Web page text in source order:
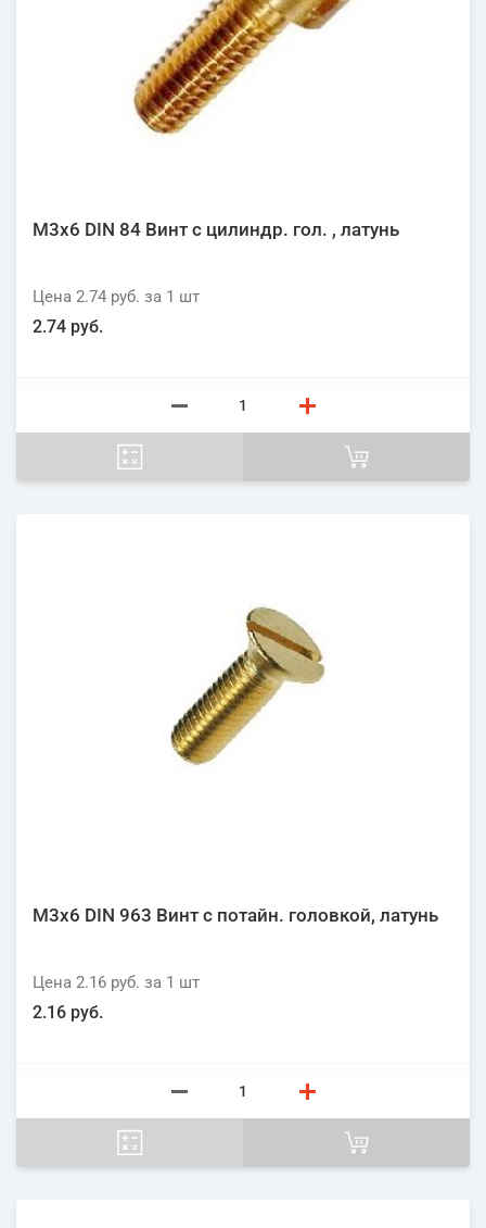
М3х6 DIN 84 Винт с цилиндр. гол. , латунь
Цена 2.74 руб. за 1 шт
2.74 руб.
М3х6 DIN 963 Винт с потайн. головкой, латунь
Цена 2.16 руб. за 1 шт
2.16 руб.